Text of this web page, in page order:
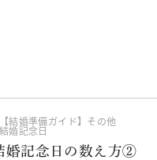
【結婚準備ガイド】その他
結婚記念日
婚記念日の数え方②